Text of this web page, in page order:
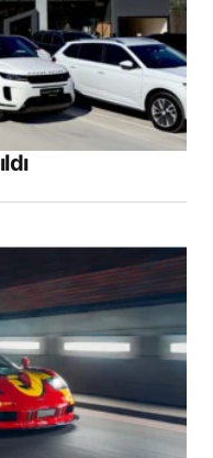
için
adresim bu